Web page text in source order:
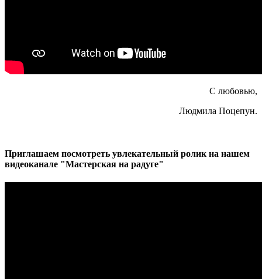
С любовью,
Людмила Поцепун.
Приглашаем посмотреть увлекательный ролик на нашем
видеоканале "Мастерская на радуге"